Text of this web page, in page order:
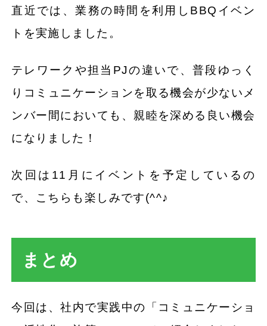
直近では、業務の時間を利用しBBQイベン
トを実施しました。
テレワークや担当PJの違いで、普段ゆっく
りコミュニケーションを取る機会が少ないメ
ンバー間においても、親睦を深める良い機会
になりました！
次回は11月にイベントを予定しているの
で、こちらも楽しみです(^^♪
まとめ
今回は、社内で実践中の「コミュニケーショ